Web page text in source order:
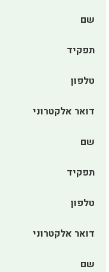
שם
תפקיד
טלפון
דואר אלקטרוני
שם
תפקיד
טלפון
דואר אלקטרוני
שם